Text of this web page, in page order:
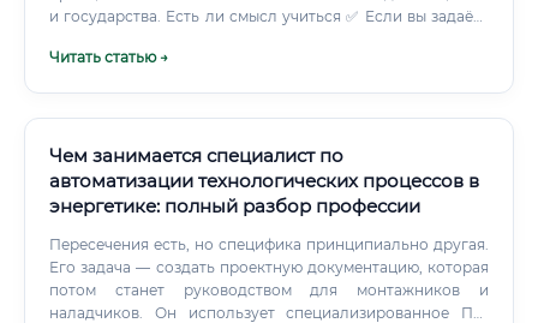
и государства. Есть ли смысл учиться ✅ Если вы задаёте
почему: Рынок растёт — государственные и
количество квалифицированных специалистов Быстрая
окупаемость — обучение окупается за 1–3 месяца работы
Социальная значимость — вы работаете в
инфраструктуре, от которой зависит вся страна
Устойчивость к кризисам — энергетика не
останавливается ни при каких обстоятельствах
Возможность карьерного роста до топ-менеджмента —
путь от Junior до технического директора реален за 8–12
Читать статью →
Чем занимается специалист по
автоматизации технологических процессов в
энергетике: полный разбор профессии
Пересечения есть, но специфика принципиально другая.
Его задача — создать проектную документацию, которая
потом станет руководством для монтажников и
наладчиков. Он использует специализированное ПО: